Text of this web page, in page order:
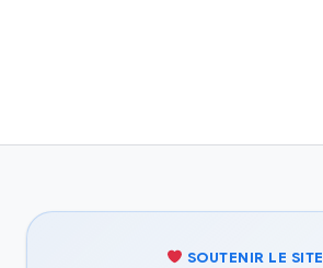
SOUTENIR LE SITE